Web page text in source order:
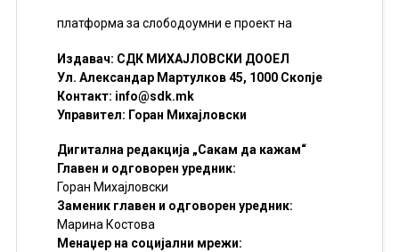
платформа за слободоумни е проект на
Издавач: СДК МИХАЈЛОВСКИ ДООЕЛ
Ул. Александар Мартулков 45, 1000 Скопје
Контакт: info@sdk.mk
Управител: Горан Михајловски
Дигитална редакција „Сакам да кажам“
Главен и одговорен уредник:
Горан Михајловски
Заменик главен и одговорен уредник:
Марина Костова
Менаџер на социјални мрежи: